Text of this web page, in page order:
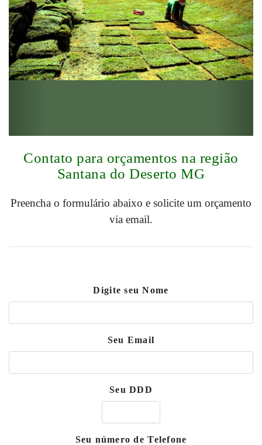
Contato para orçamentos na região
Santana do Deserto MG
Preencha o formulário abaixo e solicite um orçamento
via email.
Digite seu Nome
Seu Email
Seu DDD
Seu número de Telefone